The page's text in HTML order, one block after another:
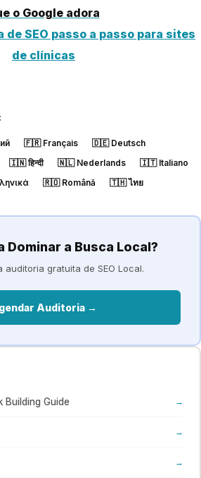
o Google adora
de SEO passo a passo para sites
de clínicas
🇫🇷 Français 🇩🇪 Deutsch
🇮🇳 हिन्दी 🇳🇱 Nederlands 🇮🇹 Italiano
🇷🇴 Română 🇹🇭 ไทย
Dominar a Busca Local?
auditoria gratuita de SEO Local.
Auditoria →
Building Guide →
→
→